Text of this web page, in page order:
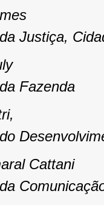
Justiça,
Fazenda
Cattani